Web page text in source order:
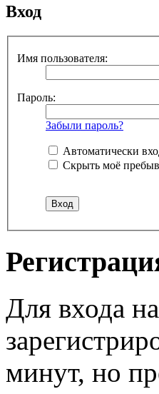
Вход
Имя пользователя:
Пароль:
Забыли пароль?
Автоматически
Скрыть моё
Для входа
минут, но